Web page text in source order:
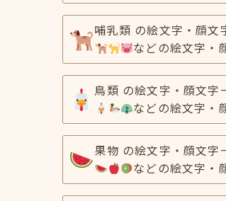
哺乳類 の絵文字・顔文
などの絵文字・
鳥類 の絵文字・顔文字
などの絵文字・
果物 の絵文字・顔文字
などの絵文字・